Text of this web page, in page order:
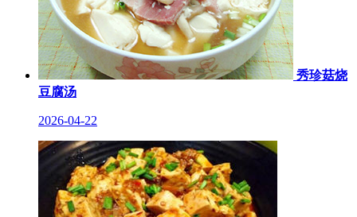
秀珍菇烧
豆腐汤
2026-04-22